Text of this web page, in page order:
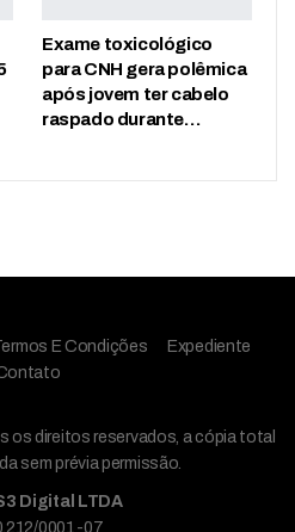
Exame toxicológico
para CNH gera polêmica
após jovem ter cabelo
raspado durante…
E Condições
Expediente
os direitos reservados, a cópia total
sem prévia permissão.
Digital LTDA
0001-07